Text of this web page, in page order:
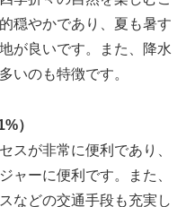
穏やかであり、夏も暑す
が良いです。また、降水
いのも特徴です。
）
スが非常に便利であり、
ャーに便利です。また、
などの交通手段も充実し